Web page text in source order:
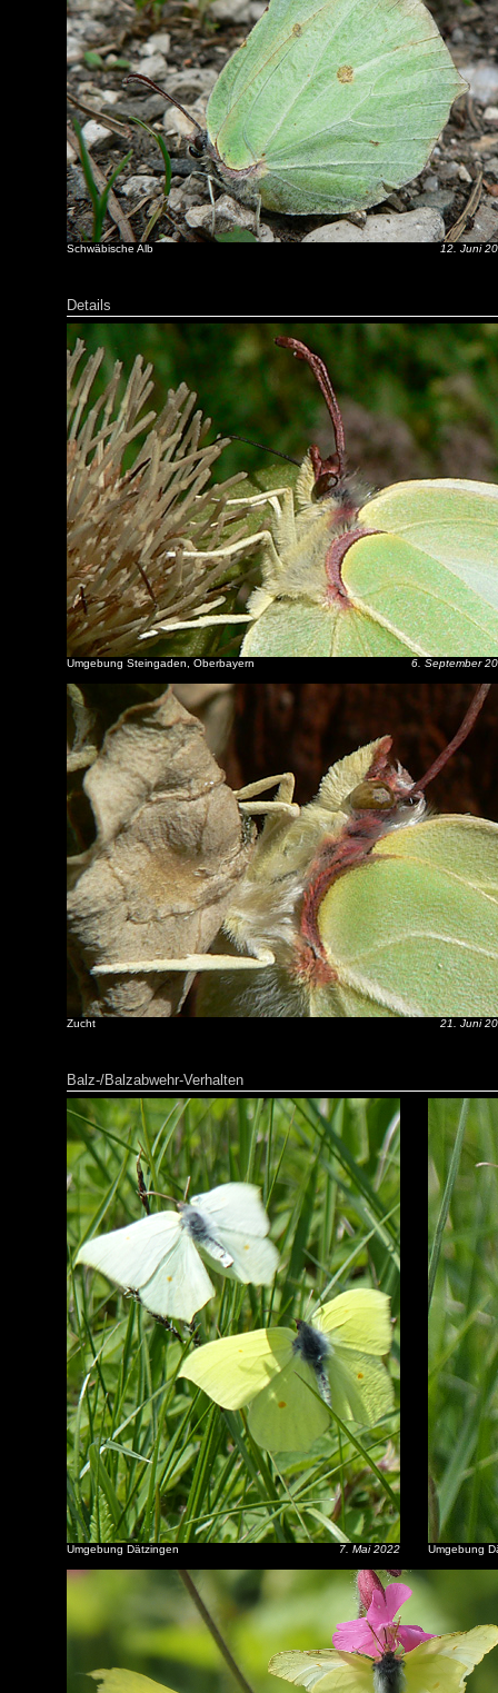
Schwäbische Alb 12. Juni
Details
Umgebung Steingaden, Oberbayern 6. September
Zucht 21. Juni
Balz-/Balzabwehr-Verhalten
Umgebung Dätzingen 7. Mai 2022 Umgebung